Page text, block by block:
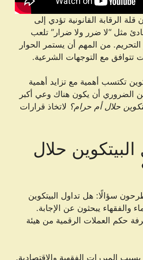
الرقابة القانونية تؤدي إلى
مثل “لا ضرر ولا ضرار” تلعب
التحريم. من المهم أن يستمر الحوار
تتوافق مع التوجهات الشرعية.
تكتسب أهمية مع تزايد أهمية
الضروري أن يكون هناك وعي أكبر
حلال أم حرام؟ لاتخاذ قرارات
حلال
سؤالًا: هل تداول البيتكوين
والفقهاء يبحثون عن الإجابة.
حكم العملات الرقمية من هيئة
بسبب المبررات الفقهية والاقتصادية.